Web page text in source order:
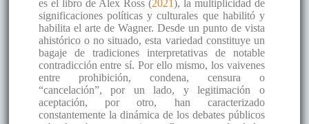
es el libro de Alex Ross (2021), la multiplicidad de
significaciones políticas y culturales que habilitó y
habilita el arte de Wagner. Desde un punto de vista
ahistórico o no situado, esta variedad constituye un
bagaje de tradiciones interpretativas de notable
contradicción entre sí. Por ello mismo, los vaivenes
entre prohibición, condena, censura o
“cancelación”, por un lado, y legitimación o
aceptación, por otro, han caracterizado
constantemente la dinámica de los debates públicos